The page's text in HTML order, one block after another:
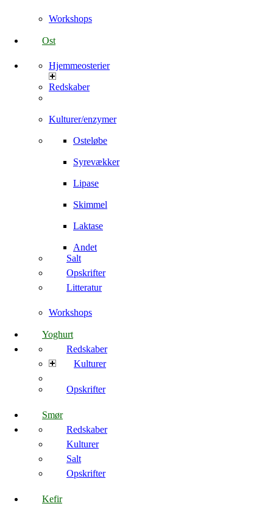
Workshops
Ost
Hjemmeosterier
Redskaber
Kulturer/enzymer
Osteløbe
Syrevækker
Lipase
Skimmel
Laktase
Andet
Salt
Opskrifter
Litteratur
Workshops
Yoghurt
Redskaber
Kulturer
Opskrifter
Smør
Redskaber
Kulturer
Salt
Opskrifter
Kefir